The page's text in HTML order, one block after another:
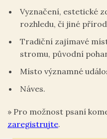
Vyznačení, estetické
rozhledu, či jiné
Tradiční zajímavé
stromu, původní
Místo významné
Náves.
» Pro možnost psaní
zaregistrujte.